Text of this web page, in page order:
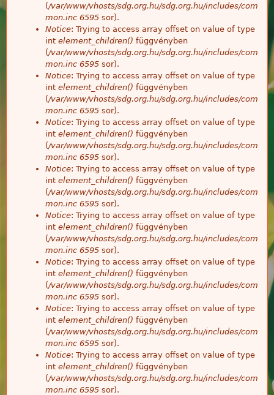
(/var/www/vhosts/sdg.org.hu/sdg.org.hu/includes/com
mon.inc 6595 sor).
Notice: Trying to access array offset on value of type
int element_children() függvényben
(/var/www/vhosts/sdg.org.hu/sdg.org.hu/includes/com
mon.inc 6595 sor).
Notice: Trying to access array offset on value of type
int element_children() függvényben
(/var/www/vhosts/sdg.org.hu/sdg.org.hu/includes/com
mon.inc 6595 sor).
Notice: Trying to access array offset on value of type
int element_children() függvényben
(/var/www/vhosts/sdg.org.hu/sdg.org.hu/includes/com
mon.inc 6595 sor).
Notice: Trying to access array offset on value of type
int element_children() függvényben
(/var/www/vhosts/sdg.org.hu/sdg.org.hu/includes/com
mon.inc 6595 sor).
Notice: Trying to access array offset on value of type
int element_children() függvényben
(/var/www/vhosts/sdg.org.hu/sdg.org.hu/includes/com
mon.inc 6595 sor).
Notice: Trying to access array offset on value of type
int element_children() függvényben
(/var/www/vhosts/sdg.org.hu/sdg.org.hu/includes/com
mon.inc 6595 sor).
Notice: Trying to access array offset on value of type
int element_children() függvényben
(/var/www/vhosts/sdg.org.hu/sdg.org.hu/includes/com
mon.inc 6595 sor).
Notice: Trying to access array offset on value of type
int element_children() függvényben
(/var/www/vhosts/sdg.org.hu/sdg.org.hu/includes/com
mon.inc 6595 sor).